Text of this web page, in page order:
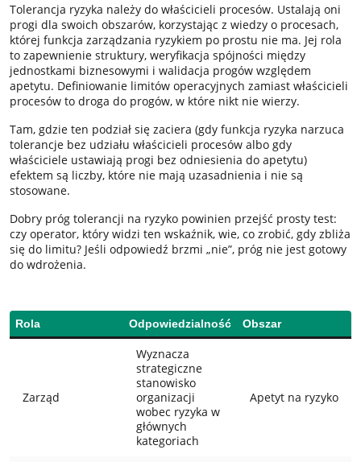
Tolerancja ryzyka należy do właścicieli procesów. Ustalają oni
progi dla swoich obszarów, korzystając z wiedzy o procesach,
której funkcja zarządzania ryzykiem po prostu nie ma. Jej rola
to zapewnienie struktury, weryfikacja spójności między
jednostkami biznesowymi i walidacja progów względem
apetytu. Definiowanie limitów operacyjnych zamiast właścicieli
procesów to droga do progów, w które nikt nie wierzy.
Tam, gdzie ten podział się zaciera (gdy funkcja ryzyka narzuca
tolerancje bez udziału właścicieli procesów albo gdy
właściciele ustawiają progi bez odniesienia do apetytu)
efektem są liczby, które nie mają uzasadnienia i nie są
stosowane.
Dobry próg tolerancji na ryzyko powinien przejść prosty test:
czy operator, który widzi ten wskaźnik, wie, co zrobić, gdy zbliża
się do limitu? Jeśli odpowiedź brzmi „nie”, próg nie jest gotowy
do wdrożenia.
Rola Odpowiedzialność Obszar
Zarząd
Wyznacza
strategiczne
stanowisko
organizacji
wobec ryzyka w
głównych
kategoriach
Apetyt na ryzyko